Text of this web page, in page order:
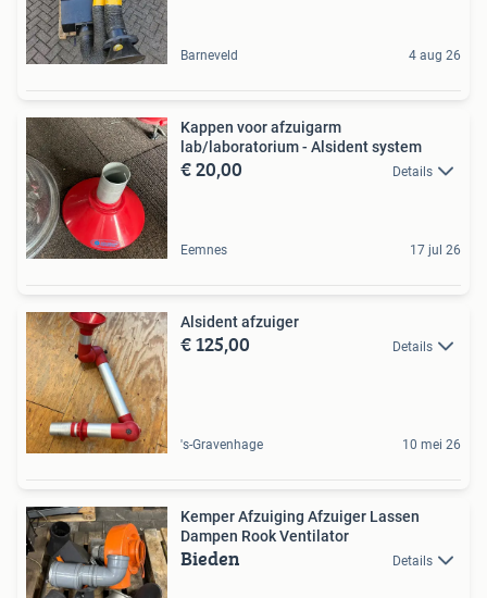
Barneveld 4 aug 26
Kappen voor afzuigarm
lab/laboratorium - Alsident system
€ 20,00 Details
Eemnes 17 jul 26
Alsident afzuiger
€ 125,00 Details
's-Gravenhage 10 mei 26
Kemper Afzuiging Afzuiger Lassen
Dampen Rook Ventilator
Bieden Details